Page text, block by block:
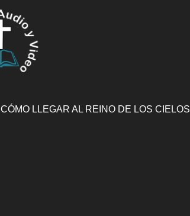
CÓMO LLEGAR AL REINO DE LOS CIELOS